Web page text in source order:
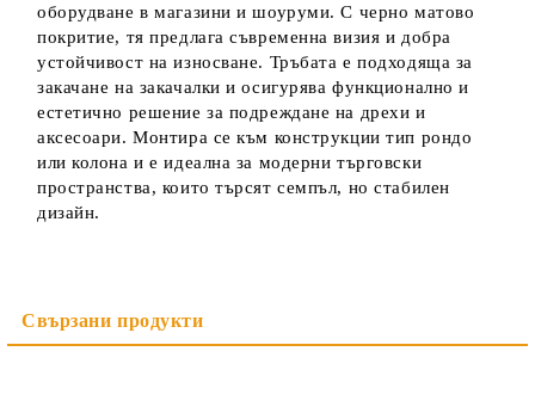
оборудване в магазини и шоуруми. С черно матово
покритие, тя предлага съвременна визия и добра
устойчивост на износване. Тръбата е подходяща за
закачане на закачалки и осигурява функционално и
естетично решение за подреждане на дрехи и
аксесоари. Монтира се към конструкции тип рондо
или колона и е идеална за модерни търговски
пространства, които търсят семпъл, но стабилен
дизайн.